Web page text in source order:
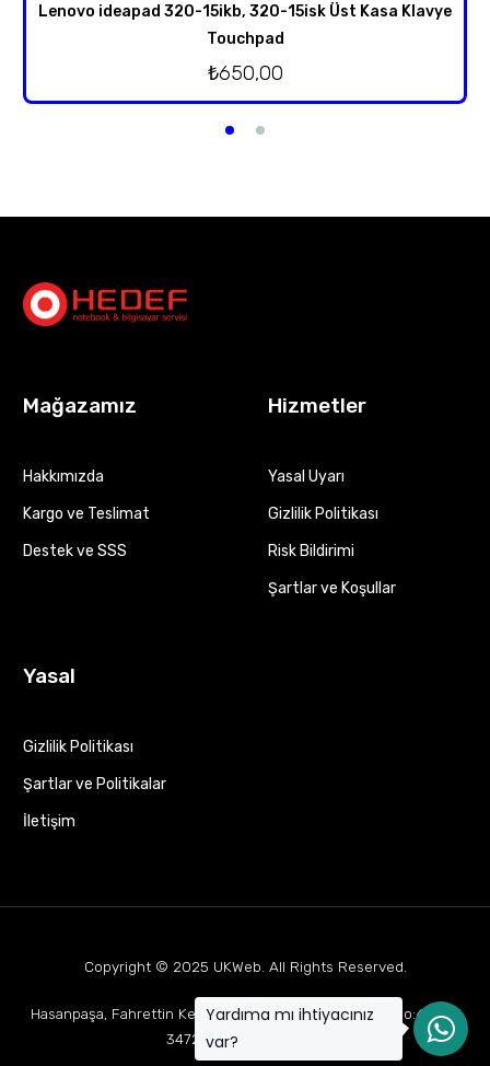
Lenovo ideapad 320-15ikb, 320-15isk Üst Kasa Klavye
Touchpad
₺650,00
Mağazamız
Hakkımızda
Kargo ve Teslimat
Destek ve SSS
Hizmetler
Yasal Uyarı
Gizlilik Politikası
Risk Bildirimi
Şartlar ve Koşullar
Yasal
Gizlilik Politikası
Şartlar ve Politikalar
İletişim
Copyright © 2025 UKWeb . All Rights Reserved.
Hasanpaşa, Fahrettin Kerim Gökay Cd Mukaddes Apt No:63 D:1,
34722 Kadıköy/İstanbul
Yardıma mı ihtiyacınız
var?